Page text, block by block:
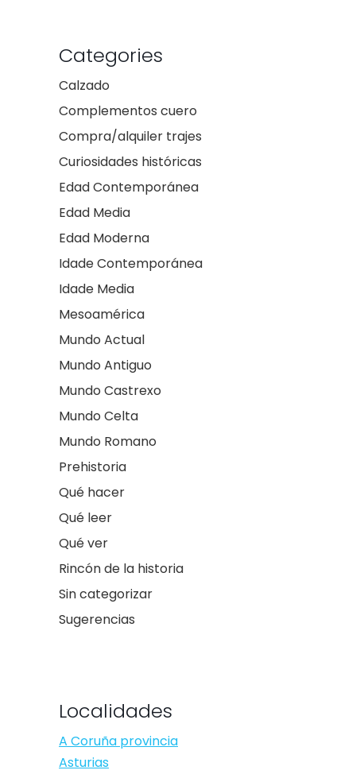
Categories
Calzado
Complementos cuero
Compra/alquiler trajes
Curiosidades históricas
Edad Contemporánea
Edad Media
Edad Moderna
Idade Contemporánea
Idade Media
Mesoamérica
Mundo Actual
Mundo Antiguo
Mundo Castrexo
Mundo Celta
Mundo Romano
Prehistoria
Qué hacer
Qué leer
Qué ver
Rincón de la historia
Sin categorizar
Sugerencias
Localidades
A Coruña provincia
Asturias